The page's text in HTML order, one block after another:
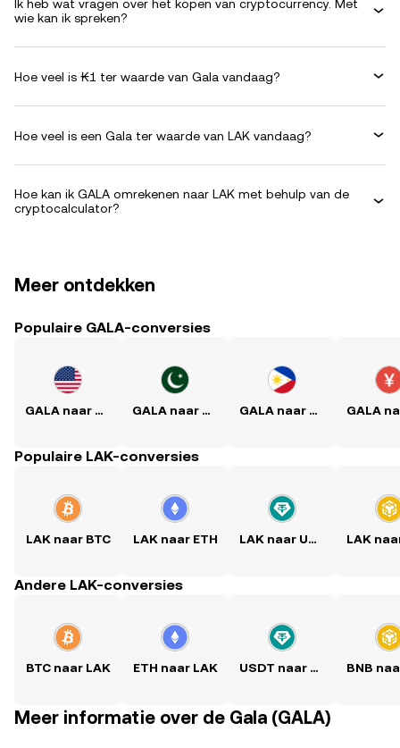
Ik heb wat vragen over het kopen van cryptocurrency. Met
wie kan ik spreken?
Hoe veel is ₭1 ter waarde van Gala vandaag?
Hoe veel is een Gala ter waarde van LAK vandaag?
Hoe kan ik GALA omrekenen naar LAK met behulp van de
cryptocalculator?
Meer ontdekken
Populaire GALA-conversies
GALA naar USD GALA naar PKR GALA naar PHP
Populaire LAK-conversies
LAK naar BTC LAK naar ETH LAK naar USDT
Andere LAK-conversies
BTC naar LAK ETH naar LAK USDT naar LAK
Meer informatie over de Gala (GALA)